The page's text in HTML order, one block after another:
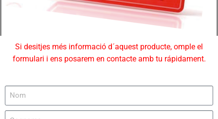
Si desitjes més informació d´aquest producte, omple el
formulari i ens posarem en contacte amb tu rápidament.